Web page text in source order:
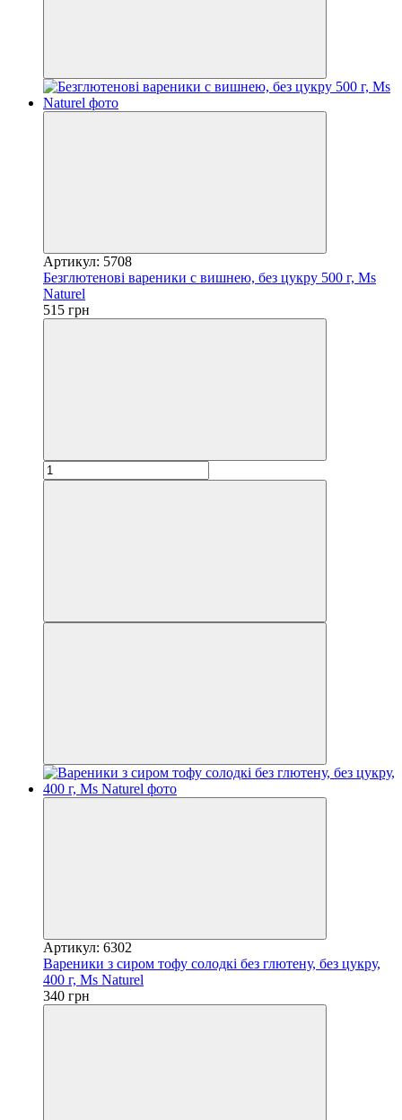
Артикул: 5708
Безглютенові вареники с вишнею, без цукру 500 г, Ms
Naturel
515 грн
Артикул: 6302
Вареники з сиром тофу солодкі без глютену, без цукру,
400 г, Ms Naturel
340 грн